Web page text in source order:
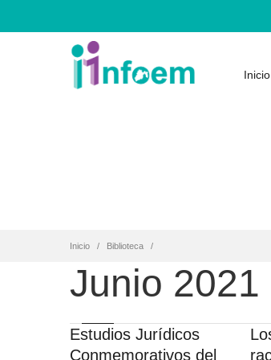
Inicio
Inicio Biblioteca
Junio 2021
Estudios Jurídicos
Conmemorativos del